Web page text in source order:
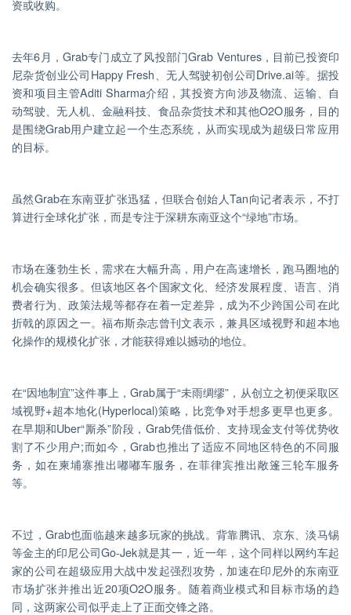
资或收购。
去年6月，Grab专门成立了风投部门Grab Ventures，目前已投资印
尼杂货创业公司Happy Fresh、无人驾驶初创公司Drive.ai等。据投
资和项目主管Aditi Sharma介绍，其投资方向涉及物流、运输、自
动驾驶、无人机、金融科技、食品杂货技术和其他O2O服务，目的
是围绕Grab用户建立起一个生态系统，从而实现成为超级日常应用
的目标。
虽然Grab在东南亚扩张迅猛，但联合创始人Tan向记者表示，不打
算进行全球化扩张，而是专注于深耕东南亚这个“绿地”市场。
市场在蓬勃生长，需求在大幅升高，用户在高速增长，跑马圈地的
机会确实很多。但该地区各个国家文化、经济发展程度、语言、消
费者行为、政策法规等都存在着一定差异，成为不少跨国公司在此
折戟的原因之一。福布斯杂志曾刊文表示，兼具区域视野和超本地
化操作的规模化扩张，才能获得难以撼动的地位。
在“因地制宜”这件事上，Grab属于“未雨绸缪”，从创立之初便采取区
域视野+超本地化(Hyperlocal)策略，比竞争对手想多更早也更多。
在早期和Uber“厮杀”阶段，Grab凭借低价、支持现金支付等优势收
割了不少用户;而如今，Grab也推出了适应不同地区特色的不同服
务，如在柬埔寨推出嘟嘟车服务，在菲律宾推出敞篷三轮车服务
等。
不过，Grab也面临越来越多玩家的挑战。背靠腾讯、京东、淡马锡
等金主的印尼公司Go-Jek就是其一，近一年，这个同样以网约车起
家的公司在超级应用大战中发起强烈攻势，加速在印尼外的东南亚
市场扩张并推出近20项O2O服务。随着商业模式和目标市场的趋
同，这两家公司似乎走上了正面交锋之路。